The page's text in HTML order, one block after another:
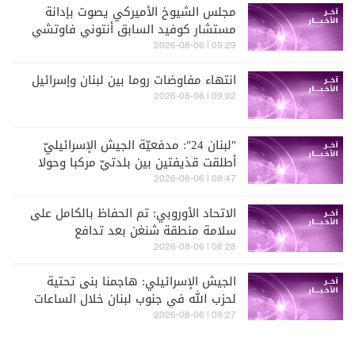
مجلس الشيوخ الأميركي يصوت بإدانة
مستشار كوفيد السابق أنتوني فاوتشي
بتهمة ازدراء الكونغرس
09:29 | 2026-08-06
انتهاء مفاوضات روما بين لبنان وإسرائيل
09:02 | 2026-08-06
"لبنان 24": مدفعيّة الجيش الإسرائيليّ
أطلقت قذيفتين بين بلدتيّ مركبا وحولا
واندلاع النيران في المحلة
08:47 | 2026-08-06
الاتحاد الأوروبي: تم الحفاظ بالكامل على
سلامة منطقة شنغن بعد تدافع
المهاجرين عند حدود سبتة
08:28 | 2026-08-06
الجيش الإسرائيلي: هاجمنا بنى تحتية
لحزب الله في جنوب لبنان خلال الساعات
الماضية
08:27 | 2026-08-06